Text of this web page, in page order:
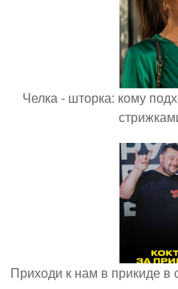
Челка - шторка: кому
Приходи к нам в прикиде в